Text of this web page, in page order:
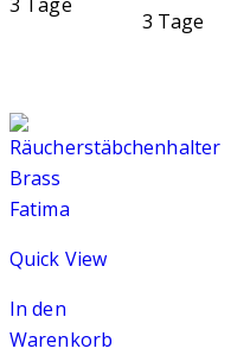
3 Tage
Quick View
In den
Warenkorb